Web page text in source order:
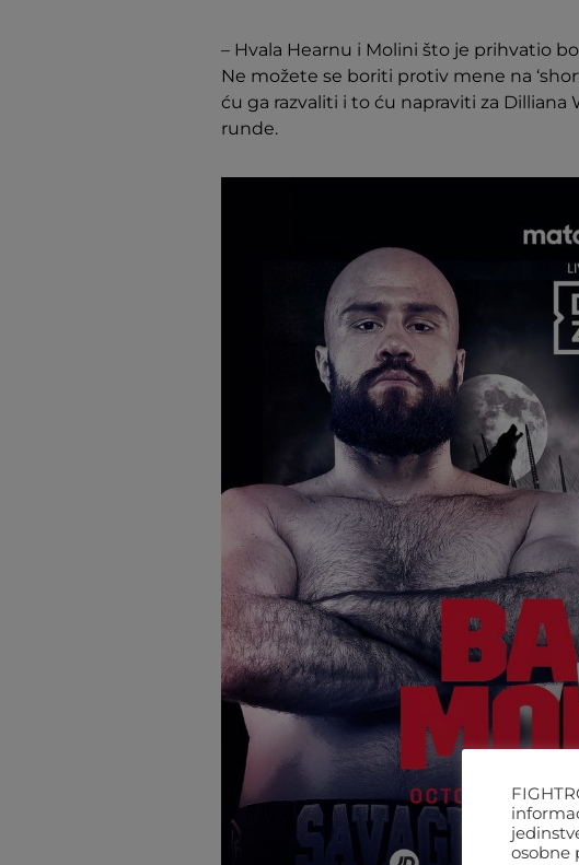
– Hvala Hearnu i Molini što je prihvatio
Ne možete se boriti protiv mene na
ću ga razvaliti i to ću napraviti za Dilliana
runde.
osobne